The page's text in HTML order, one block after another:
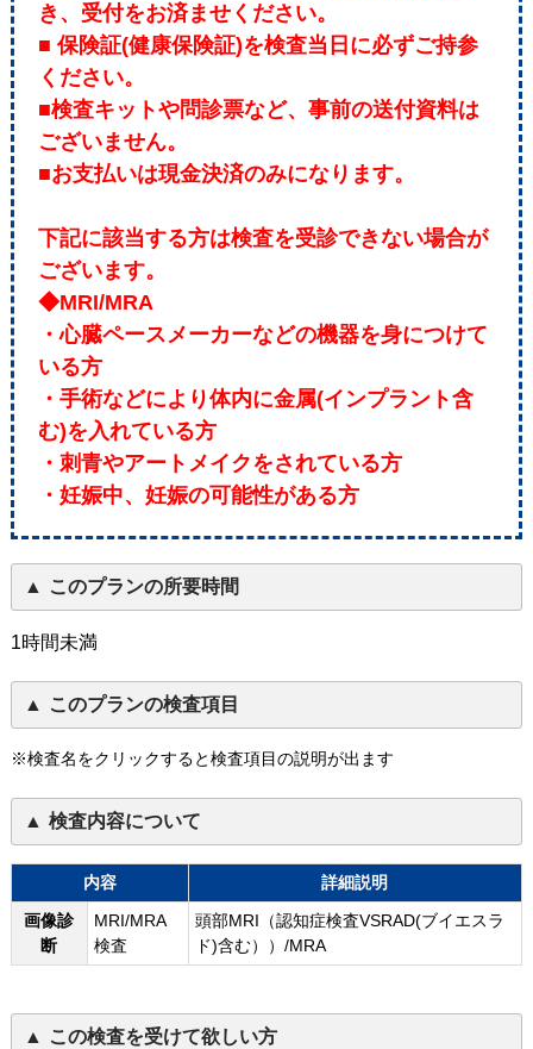
き、受付をお済ませください。
■ 保険証(健康保険証)を検査当日に必ずご持参
ください。
■検査キットや問診票など、事前の送付資料は
ございません。
■お支払いは現金決済のみになります。
下記に該当する方は検査を受診できない場合が
ございます。
◆MRI/MRA
・心臓ペースメーカーなどの機器を身につけて
いる方
・手術などにより体内に金属(インプラント含
む)を入れている方
・刺青やアートメイクをされている方
・妊娠中、妊娠の可能性がある方
このプランの所要時間
1時間未満
このプランの検査項目
※検査名をクリックすると検査項目の説明が出ます
検査内容について
内容
詳細説明
画像診
断
MRI/MRA
検査
頭部MRI（認知症検査VSRAD(ブイエスラ
ド)含む））/MRA
この検査を受けて欲しい方